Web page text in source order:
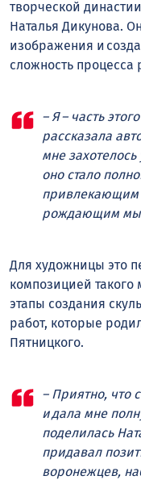
творческой
Наталья Дикунова.
изображения и
сложность процесса
– Я – часть
рассказала
мне захотелось
оно стало
рождающим
Для художницы это
композицией такого
этапы создания
работ, которые
Пятницкого.
– Приятно, что
и дала мне
поделилась
придавал
воронежцев,